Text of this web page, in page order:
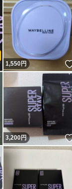
いいね！
1,550円
いいね！
3,200円